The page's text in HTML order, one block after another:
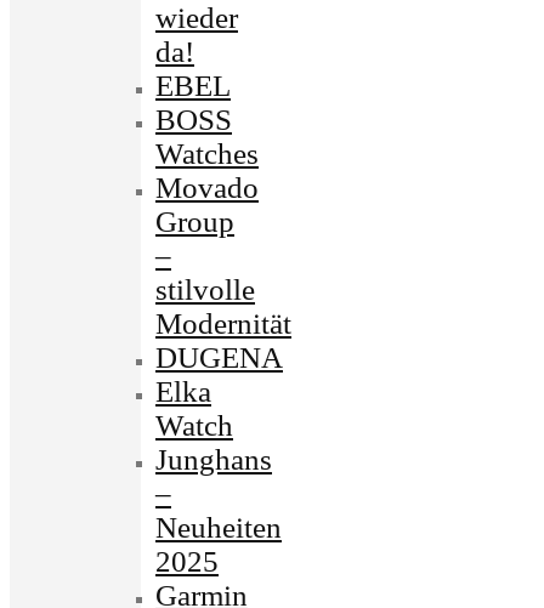
wieder
da!
EBEL
BOSS
Watches
Movado
Group
–
stilvolle
Modernität
DUGENA
Elka
Watch
Junghans
–
Neuheiten
2025
Garmin